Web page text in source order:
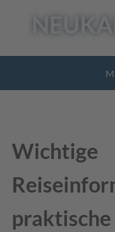
Wichtige